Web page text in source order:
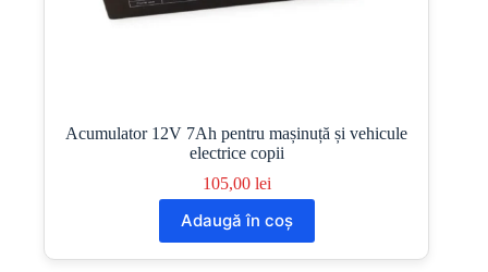
Acumulator 12V 7Ah pentru mașinuță și vehicule
electrice copii
105,00 lei
Adaugă în coș